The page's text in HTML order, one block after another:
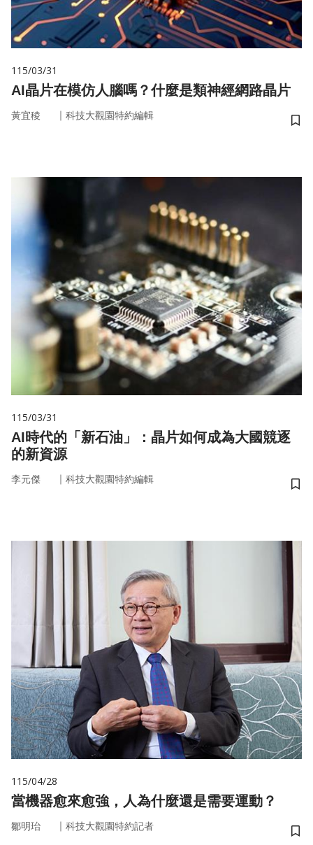
115/03/31
AI晶片在模仿人腦嗎？什麼是類神經網路晶片
黃宜稜 ｜ 科技大觀園特約編輯
儲
115/03/31
AI時代的「新石油」：晶片如何成為大國競逐
的新資源
李元傑 ｜ 科技大觀園特約編輯
儲
115/04/28
當機器愈來愈強，人為什麼還是需要運動？
鄒明珆 ｜ 科技大觀園特約記者
儲